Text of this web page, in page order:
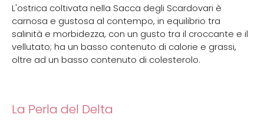
L'ostrica coltivata nella Sacca degli Scardovari è
carnosa e gustosa al contempo, in equilibrio tra
salinità e morbidezza, con un gusto tra il croccante e il
vellutato; ha un basso contenuto di calorie e grassi,
oltre ad un basso contenuto di colesterolo.
La Perla del Delta